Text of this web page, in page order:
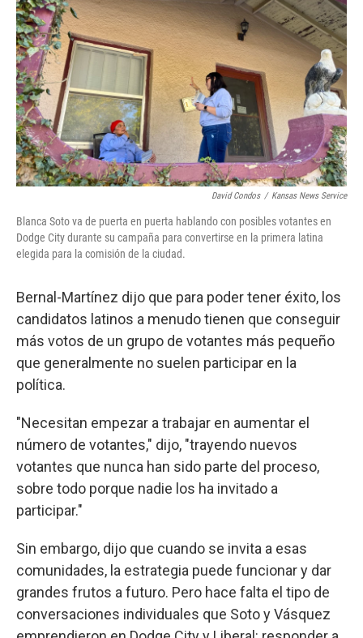
David Condos / Kansas News Service
Blanca Soto va de puerta en puerta hablando con posibles votantes en
Dodge City durante su campaña para convertirse en la primera latina
elegida para la comisión de la ciudad.
Bernal-Martínez dijo que para poder tener éxito, los
candidatos latinos a menudo tienen que conseguir
más votos de un grupo de votantes más pequeño
que generalmente no suelen participar en la
política.
"Necesitan empezar a trabajar en aumentar el
número de votantes," dijo, "trayendo nuevos
votantes que nunca han sido parte del proceso,
sobre todo porque nadie los ha invitado a
participar."
Sin embargo, dijo que cuando se invita a esas
comunidades, la estrategia puede funcionar y dar
grandes frutos a futuro. Pero hace falta el tipo de
conversaciones individuales que Soto y Vásquez